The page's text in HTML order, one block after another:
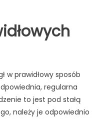
w prawidłowy sposób
regularna
to jest pod stałą
należy je odpowiednio